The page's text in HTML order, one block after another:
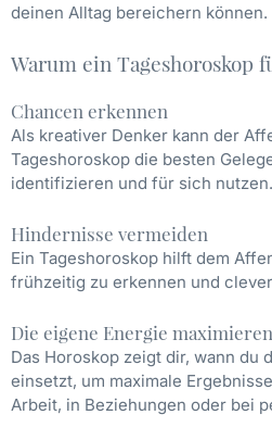
deinen Alltag bereichern können.
Warum ein Tageshoroskop
Chancen erkennen
Als kreativer Denker kann der
Tageshoroskop die besten
identifizieren und für sich nutzen.
Hindernisse vermeiden
Ein Tageshoroskop hilft dem
frühzeitig zu erkennen und
Die eigene Energie maximieren
Das Horoskop zeigt dir, wann du
einsetzt, um maximale
Arbeit, in Beziehungen oder bei